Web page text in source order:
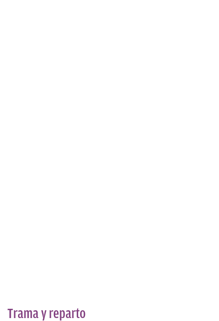
Trama y reparto